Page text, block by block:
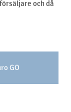
och då
GO